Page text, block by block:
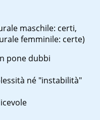
maschile: certi,
femminile: certe)
pone dubbi
né "instabilità"